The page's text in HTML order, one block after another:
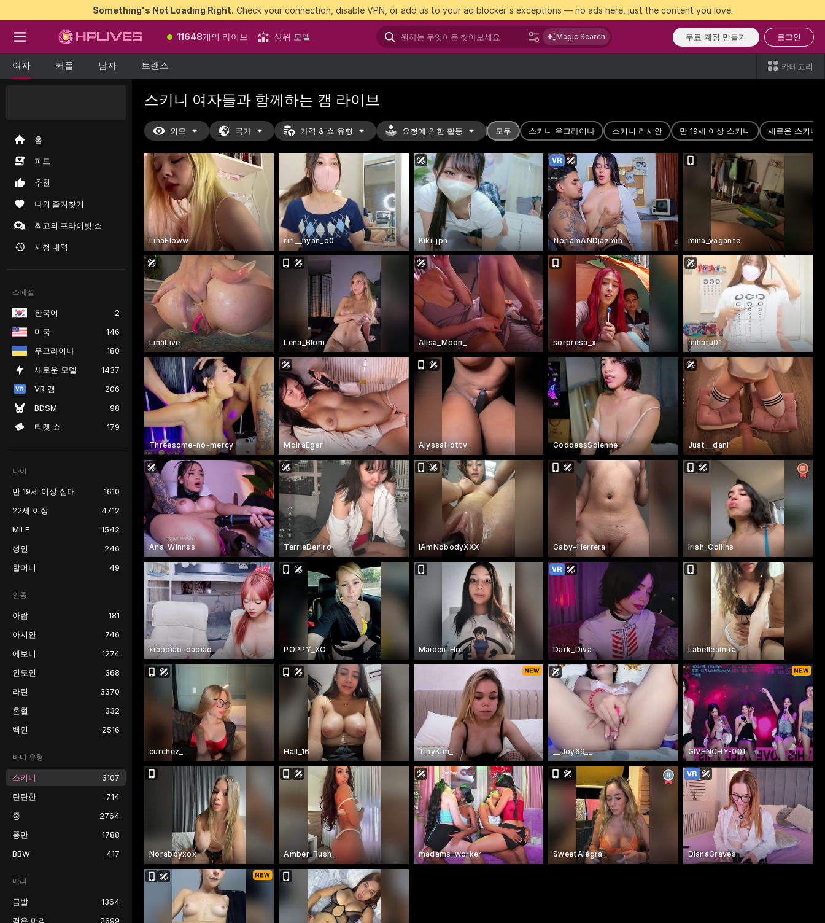
Something's Not Loading Right. Check your connection, disable VPN, or add us to your ad blocker's exceptions — no ads here, just the content you love.
11648개의 라이브 상위 모델 Magic Search 무료 계정 만들기 로그인
여자 커플 남자 트랜스 카테고리
홈
피드
추천
나의 즐겨찾기
최고의 프라이빗 쇼
시청 내역
스페셜
한국어
2
미국
146
우크라이나
180
새로운 모델
1437
VR 캠
206
BDSM
98
티켓 쇼
179
나이
만 19세 이상 십대
1610
22세 이상
4712
MILF
1542
성인
246
할머니
49
인종
아랍
181
아시안
746
에보니
1274
인도인
368
라틴
3370
혼혈
332
백인
2516
바디 유형
스키니
3107
탄탄한
714
중
2764
풍만
1788
BBW
417
머리
금발
1364
검은 머리
2699
스키니 여자들과 함께하는 캠 라이브
외모 국가 가격 & 쇼 유형 요청에 의한 활동 모두 스키니 우크라이나 스키니 러시안 만 19세 이상 스키니 새로운 스키니
LinaFloww riri__nyan_o0 Kiki-jpn floriamANDjazmin mina_vagante
LinaLive Lena_Blom Alisa_Moon_ sorpresa_x miharu01
Threesome-no-mercy MoiraEger AlyssaHottv_ GoddessSolenne Just__dani
Ana_Winnss TerrieDeniro IAmNobodyXXX Gaby-Herrera Irish_Collins
xiaoqiao-daqiao POPPY_XO Maiden-Hot Dark_Diva Labelleamira
curchez_ Hall_16 TinyKim_ __Joy69__ GIVENCHY-001
Norabbyxox Amber_Rush_ madams_worker SweetAlegra_ DianaGraves